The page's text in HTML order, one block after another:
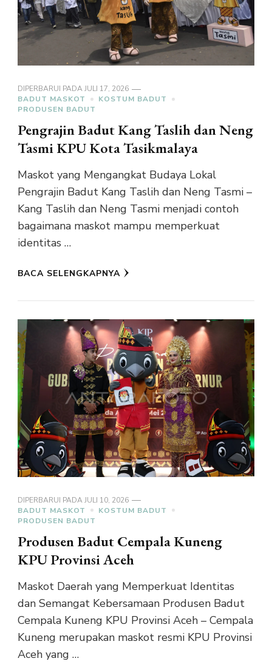
DIPERBARUI PADAJULI 17, 2026
BADUT MASKOT
KOSTUM BADUT
PRODUSEN BADUT
Pengrajin Badut Kang Taslih dan Neng
Tasmi KPU Kota Tasikmalaya
Maskot yang Mengangkat Budaya Lokal
Pengrajin Badut Kang Taslih dan Neng Tasmi –
Kang Taslih dan Neng Tasmi menjadi contoh
bagaimana maskot mampu memperkuat
identitas …
BACA SELENGKAPNYA
DIPERBARUI PADAJULI 10, 2026
BADUT MASKOT
KOSTUM BADUT
PRODUSEN BADUT
Produsen Badut Cempala Kuneng
KPU Provinsi Aceh
Maskot Daerah yang Memperkuat Identitas
dan Semangat Kebersamaan Produsen Badut
Cempala Kuneng KPU Provinsi Aceh – Cempala
Kuneng merupakan maskot resmi KPU Provinsi
Aceh yang …